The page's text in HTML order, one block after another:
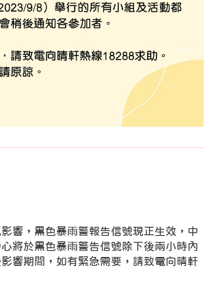
響，黑色暴雨警報告信號現正生效，中
將於黑色暴雨警告信號除下後兩小時內
響期間，如有緊急需要，請致電向晴軒